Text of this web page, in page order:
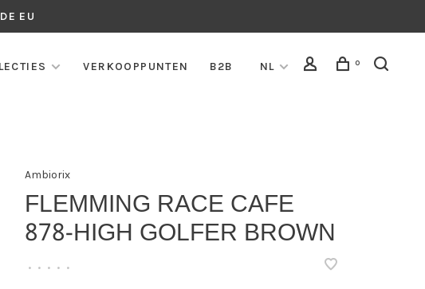
EU
VERKOOPPUNTEN B2B NL 0
Ambiorix
FLEMMING RACE CAFE
878-HIGH GOLFER BROWN
• • • • •